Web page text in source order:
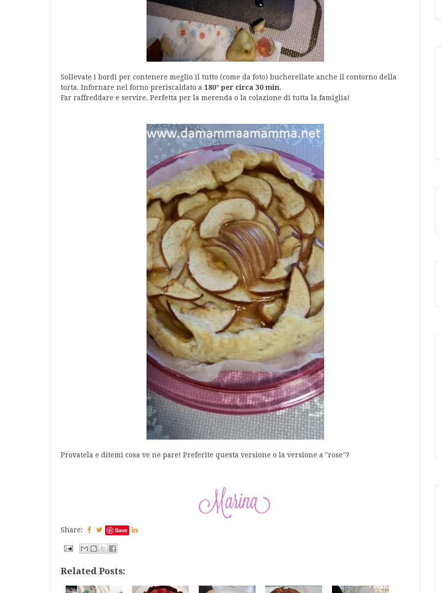
Sollevate i bordi per contenere meglio il tutto (come da foto) bucherellate anche il contorno della
torta. Infornare nel forno preriscaldato a 180° per circa 30 min.
Far raffreddare e servire. Perfetta per la merenda o la colazione di tutta la famiglia!
Provatela e ditemi cosa ve ne pare! Preferite questa versione o la versione a "rose"?
Share: Save
Related Posts: